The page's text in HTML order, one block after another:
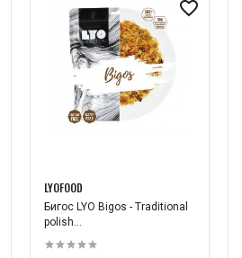
LYOFOOD
Бигос LYO Bigos - Traditional
polish...